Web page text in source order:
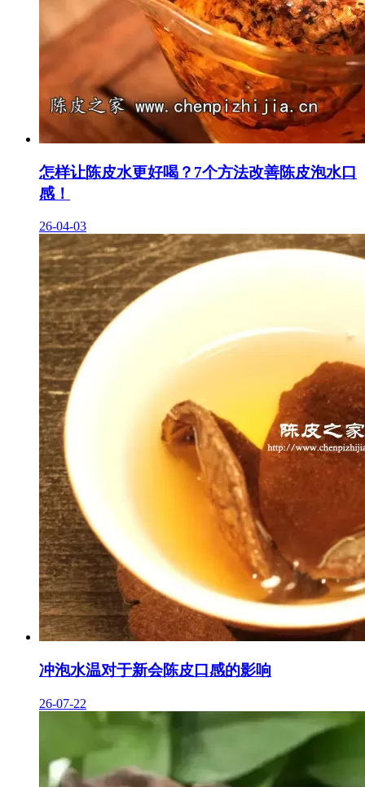
怎样让陈皮水更好喝？7个方法改善陈皮泡水口
感！
26-04-03
冲泡水温对于新会陈皮口感的影响
26-07-22